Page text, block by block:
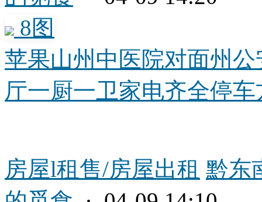
8图
苹果山州中医院对面州
厅一厨一卫家电齐全停车
房屋l租售/房屋出租 黔东